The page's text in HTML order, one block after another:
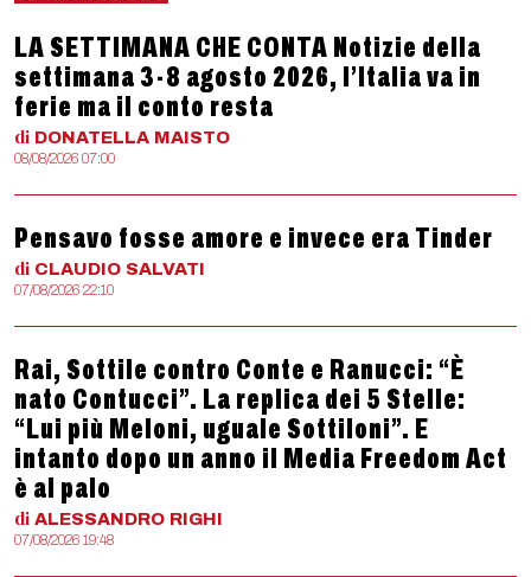
LA SETTIMANA CHE CONTA Notizie della
settimana 3-8 agosto 2026, l’Italia va in
ferie ma il conto resta
di DONATELLA MAISTO
08/08/2026 07:00
Pensavo fosse amore e invece era Tinder
di CLAUDIO SALVATI
07/08/2026 22:10
Rai, Sottile contro Conte e Ranucci: “È
nato Contucci”. La replica dei 5 Stelle:
“Lui più Meloni, uguale Sottiloni”. E
intanto dopo un anno il Media Freedom Act
è al palo
di ALESSANDRO RIGHI
07/08/2026 19:48